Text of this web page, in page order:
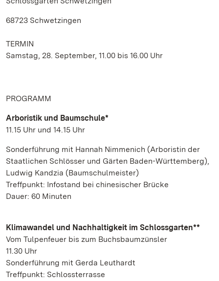
68723 Schwetzingen
TERMIN
Samstag, 28. September, 11.00 bis 16.00 Uhr
PROGRAMM
Arboristik und Baumschule*
11.15 Uhr und 14.15 Uhr
Sonderführung mit Hannah Nimmenich (Arboristin der
Staatlichen Schlösser und Gärten Baden-Württemberg),
Ludwig Kandzia (Baumschulmeister)
Treffpunkt: Infostand bei chinesischer Brücke
Dauer: 60 Minuten
Klimawandel und Nachhaltigkeit im Schlossgarten**
Vom Tulpenfeuer bis zum Buchsbaumzünsler
11.30 Uhr
Sonderführung mit Gerda Leuthardt
Treffpunkt: Schlossterrasse